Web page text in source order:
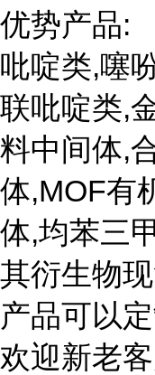
优势产品:
吡啶类,噻
联吡啶类,
料中间体,
体,MOF有
体,均苯三
其衍生物
产品可以
欢迎新老